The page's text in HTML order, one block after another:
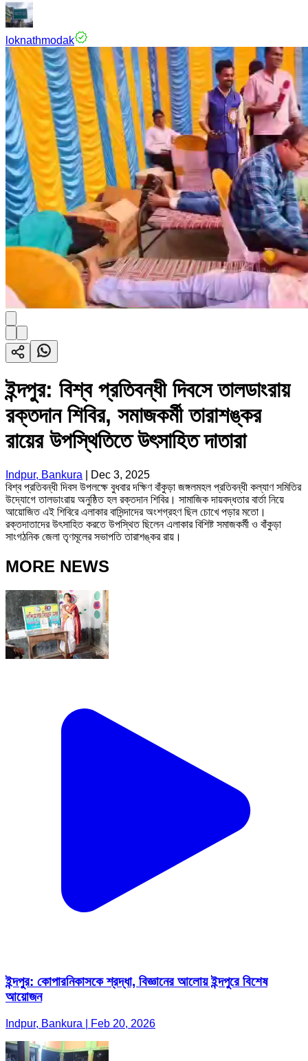
loknathmodak
ইন্দপুর: বিশ্ব প্রতিবন্ধী দিবসে তালডাংরায়
রক্তদান শিবির, সমাজকর্মী তারাশঙ্কর
রায়ের উপস্থিতিতে উৎসাহিত দাতারা
Indpur, Bankura
Dec 3, 2025
বিশ্ব প্রতিবন্ধী দিবস উপলক্ষে বুধবার দক্ষিণ বাঁকুড়া জঙ্গলমহল প্রতিবন্ধী কল্যাণ সমিতির
উদ্যোগে তালডাংরায় অনুষ্ঠিত হল রক্তদান শিবির। সামাজিক দায়বদ্ধতার বার্তা নিয়ে
আয়োজিত এই শিবিরে এলাকার বাসিন্দাদের অংশগ্রহণ ছিল চোখে পড়ার মতো।
রক্তদাতাদের উৎসাহিত করতে উপস্থিত ছিলেন এলাকার বিশিষ্ট সমাজকর্মী ও বাঁকুড়া
সাংগঠনিক জেলা তৃণমূলের সভাপতি তারাশঙ্কর রায়।
MORE NEWS
ইন্দপুর: কোপারনিকাসকে শ্রদ্ধা, বিজ্ঞানের আলোয় ইন্দপুরে বিশেষ
আয়োজন
Indpur, Bankura | Feb 20, 2026